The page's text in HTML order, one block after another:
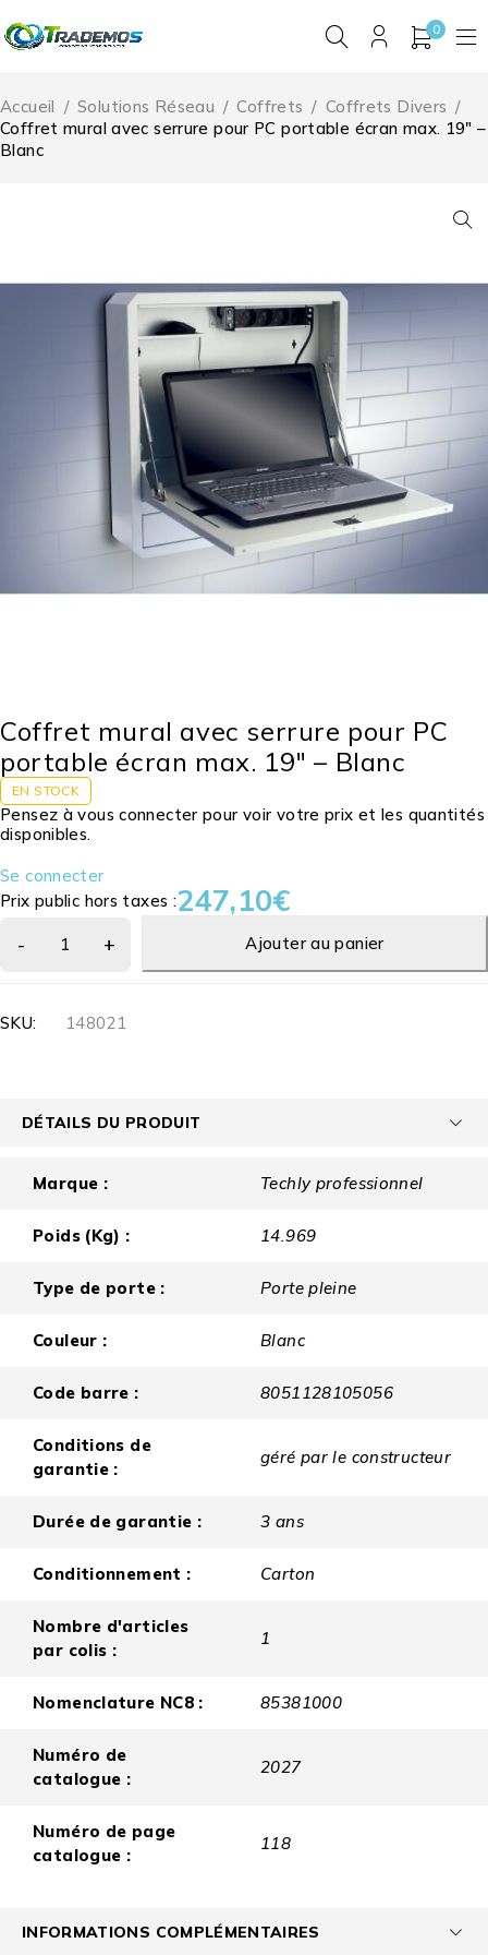
0
Accueil / Solutions Réseau / Coffrets / Coffrets Divers /
Coffret mural avec serrure pour PC portable écran max. 19″ –
Blanc
Coffret mural avec serrure pour PC
portable écran max. 19″ – Blanc
EN STOCK
Pensez à vous connecter pour voir votre prix et les quantités
disponibles.
Se connecter
Prix public hors taxes :247,10€
Ajouter au panier
SKU: 148021
DÉTAILS DU PRODUIT
Marque : Techly professionnel
Poids (Kg) : 14.969
Type de porte : Porte pleine
Couleur : Blanc
Code barre : 8051128105056
Conditions de
garantie :
géré par le constructeur
Durée de garantie : 3 ans
Conditionnement : Carton
Nombre d'articles
par colis :
1
Nomenclature NC8 : 85381000
Numéro de
catalogue :
2027
Numéro de page
catalogue :
118
INFORMATIONS COMPLÉMENTAIRES